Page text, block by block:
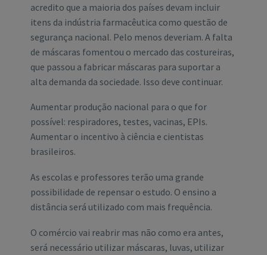
acredito que a maioria dos países devam incluir
itens da indústria farmacêutica como questão de
segurança nacional. Pelo menos deveriam. A falta
de máscaras fomentou o mercado das costureiras,
que passou a fabricar máscaras para suportar a
alta demanda da sociedade. Isso deve continuar.
Aumentar produção nacional para o que for
possível: respiradores, testes, vacinas, EPIs.
Aumentar o incentivo à ciência e cientistas
brasileiros.
As escolas e professores terão uma grande
possibilidade de repensar o estudo. O ensino a
distância será utilizado com mais frequência.
O comércio vai reabrir mas não como era antes,
será necessário utilizar máscaras, luvas, utilizar